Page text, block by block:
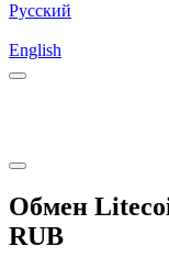
Русский
English
Обмен
RUB